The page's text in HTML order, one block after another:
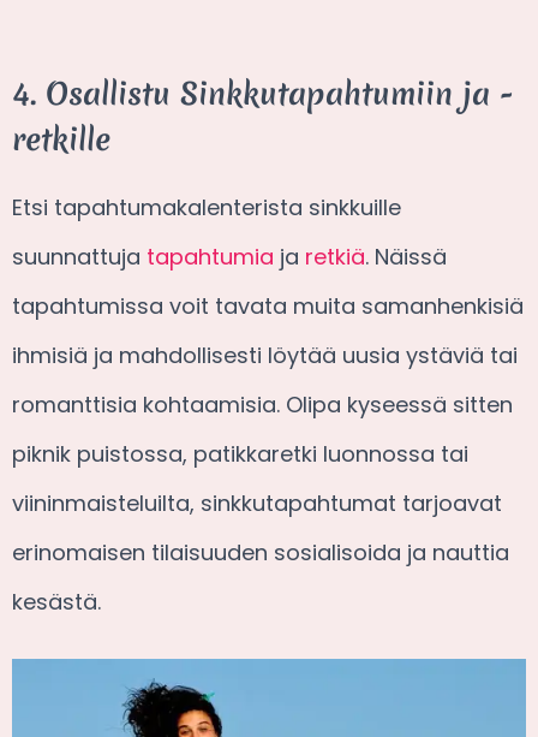
4. Osallistu Sinkkutapahtumiin ja -
retkille
Etsi tapahtumakalenterista sinkkuille
suunnattuja tapahtumia ja retkiä. Näissä
tapahtumissa voit tavata muita samanhenkisiä
ihmisiä ja mahdollisesti löytää uusia ystäviä tai
romanttisia kohtaamisia. Olipa kyseessä sitten
piknik puistossa, patikkaretki luonnossa tai
viininmaisteluilta, sinkkutapahtumat tarjoavat
erinomaisen tilaisuuden sosialisoida ja nauttia
kesästä.